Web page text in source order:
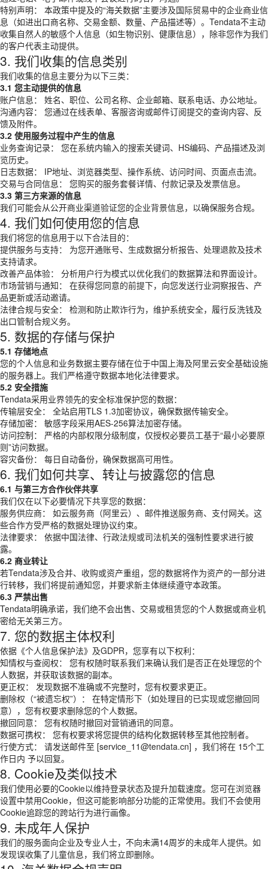
特别声明： 本政策中提及的“海关数据”主要涉及国际贸易中的企业商业信
息（如进出口商名称、交易金额、数量、产品描述等）。Tendata不主动
收集自然人的敏感个人信息（如生物识别、健康信息），除非您作为我们
的客户代表主动提供。
3. 我们收集的信息类别
我们收集的信息主要分为以下三类：
3.1 您主动提供的信息
账户信息： 姓名、职位、公司名称、企业邮箱、联系电话、办公地址。
沟通内容： 您通过在线表单、客服咨询或邮件订阅提交的查询内容、反
馈及附件。
3.2 使用服务过程中产生的信息
业务查询记录： 您在系统内输入的搜索关键词、HS编码、产品描述及浏
览历史。
日志数据： IP地址、浏览器类型、操作系统、访问时间、页面点击流。
交易与合同信息： 您购买的服务套餐详情、付款记录及发票信息。
3.3 第三方来源的信息
我们可能会从公开商业渠道验证您的企业背景信息，以确保服务合规。
4. 我们如何使用您的信息
我们将您的信息用于以下合法目的：
提供服务与支持： 为您开通账号、生成数据分析报告、处理退款及技术
支持请求。
改善产品体验： 分析用户行为模式以优化我们的数据算法和界面设计。
市场营销与通知： 在获得您同意的前提下，向您发送行业洞察报告、产
品更新或活动邀请。
法律合规与安全： 检测和防止欺诈行为，维护系统安全，履行反洗钱及
出口管制合规义务。
5. 数据的存储与保护
5.1 存储地点
您的个人信息和业务数据主要存储在位于中国上海及阿里云安全基础设施
的服务器上。我们严格遵守数据本地化法律要求。
5.2 安全措施
Tendata采用业界领先的安全标准保护您的数据：
传输层安全： 全站启用TLS 1.3加密协议，确保数据传输安全。
存储加密： 敏感字段采用AES-256算法加密存储。
访问控制： 严格的内部权限分级制度，仅授权必要员工基于“最小必要原
则”访问数据。
容灾备份： 每日自动备份，确保数据高可用性。
6. 我们如何共享、转让与披露您的信息
6.1 与第三方合作伙伴共享
我们仅在以下必要情况下共享您的数据：
服务供应商： 如云服务商（阿里云）、邮件推送服务商、支付网关。这
些合作方受严格的数据处理协议约束。
法律要求： 依据中国法律、行政法规或司法机关的强制性要求进行披
露。
6.2 商业转让
若Tendata涉及合并、收购或资产重组，您的数据将作为资产的一部分进
行转移，我们将提前通知您，并要求新主体继续遵守本政策。
6.3 严禁出售
Tendata明确承诺，我们绝不会出售、交易或租赁您的个人数据或商业机
密给无关第三方。
7. 您的数据主体权利
依据《个人信息保护法》及GDPR，您享有以下权利：
知情权与查阅权： 您有权随时联系我们来确认我们是否正在处理您的个
人数据，并获取该数据的副本。
更正权： 发现数据不准确或不完整时，您有权要求更正。
删除权（“被遗忘权”）： 在特定情形下（如处理目的已实现或您撤回同
意），您有权要求删除您的个人数据。
撤回同意： 您有权随时撤回对营销通讯的同意。
数据可携权： 您有权要求将您提供的结构化数据转移至其他控制者。
行使方式： 请发送邮件至 [service_11@tendata.cn] ，我们将在 15个工
作日内 予以回复。
8. Cookie及类似技术
我们使用必要的Cookie以维持登录状态及提升加载速度。您可在浏览器
设置中禁用Cookie，但这可能影响部分功能的正常使用。我们不会使用
Cookie追踪您的跨站行为进行画像。
9. 未成年人保护
我们的服务面向企业及专业人士，不向未满14周岁的未成年人提供。如
发现误收集了儿童信息，我们将立即删除。